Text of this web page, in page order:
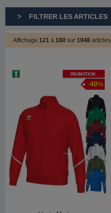
> FILTRER LES ARTICLES
Affichage121à180sur1948articles
Promotion
-40%